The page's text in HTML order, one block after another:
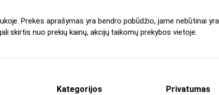
Prekės aprašymas yra bendro pobūdžio, jame nebūtinai
skirtis nuo prekių kainų, akcijų taikomų prekybos vietoje.
Kategorijos Privatumas